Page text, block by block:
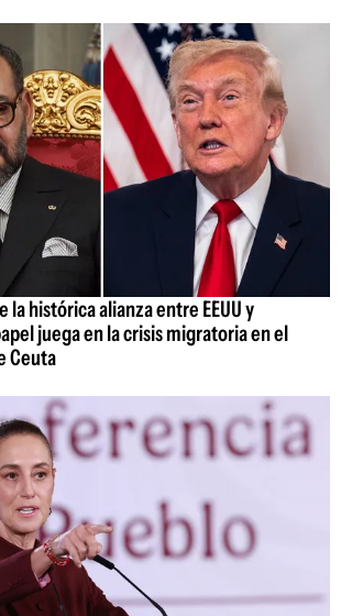
la histórica alianza entre EEUU y
juega en la crisis migratoria en el
Ceuta